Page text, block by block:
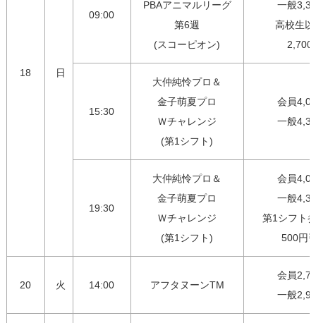
18 日
09:00
PBAアニマルリーグ
第6週
(スコーピオン)
一般
高校生
2,700
15:30
大仲純怜プロ＆
金子萌夏プロ
Ｗチャレンジ
(第1シフト)
会員
一般
19:30
大仲純怜プロ＆
金子萌夏プロ
Ｗチャレンジ
(第1シフト)
会員
一般
第1シフト
500円
20 火 14:00 アフタヌーンTM
会員
一般